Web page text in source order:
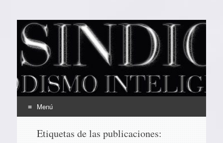
EL SINDICAL
Periodismo Inteligente
Menú
Etiquetas de las publicaciones: